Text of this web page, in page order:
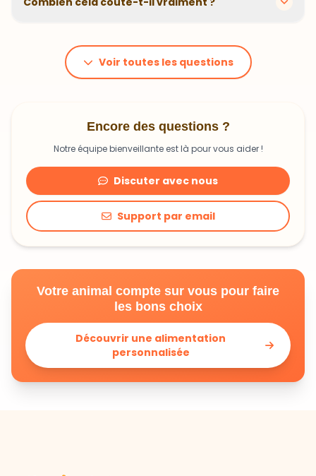
animal. En moyenne, comptez 1,20€ à 1,99€ par jour.
C'est un investissement dans sa santé qui peut vous
faire économiser en frais vétérinaires !
Voir toutes les questions
Encore des questions ?
Notre équipe bienveillante est là pour vous aider !
Discuter avec nous
Support par email
Votre animal compte sur vous pour faire
les bons choix
Découvrir une alimentation
personnalisée